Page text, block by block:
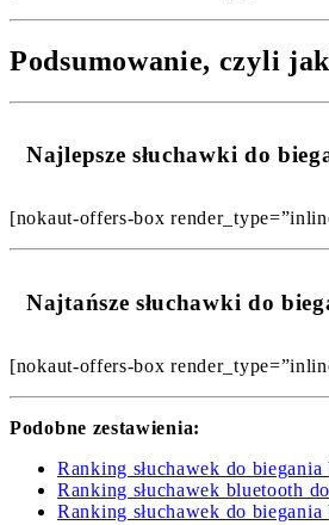
Podsumowanie, czyli
Najlepsze słuchawki do
[nokaut-offers-box
Najtańsze słuchawki do
[nokaut-offers-box
Podobne zestawienia:
Ranking słuchawek do
Ranking słuchawek bluetooth
Ranking słuchawek do